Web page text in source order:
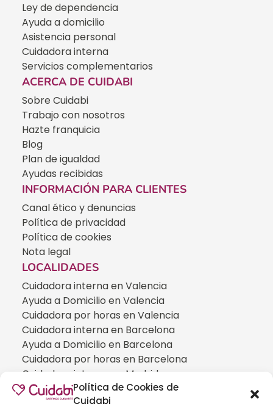
Política de Cookies de
Cuidabi
Ley de dependencia
Ayuda a domicilio
Asistencia personal
Cuidadora interna
Servicios complementarios
ACERCA DE CUIDABI
Sobre Cuidabi
Trabajo con nosotros
Hazte franquicia
Blog
Plan de igualdad
Ayudas recibidas
INFORMACIÓN PARA CLIENTES
Canal ético y denuncias
Política de privacidad
Política de cookies
Nota legal
LOCALIDADES
Cuidadora interna en Valencia
Ayuda a Domicilio en Valencia
Cuidadora por horas en Valencia
Cuidadora interna en Barcelona
Ayuda a Domicilio en Barcelona
Cuidadora por horas en Barcelona
Cuidadora interna en Madrid
Ayuda a Domicilio en Madrid
Cuidadora por horas en Madrid